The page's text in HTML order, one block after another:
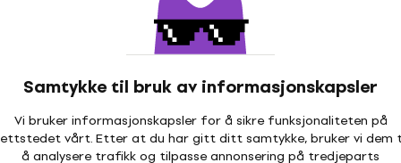
Samtykke til bruk av informasjonskapsler
Vi bruker informasjonskapsler for å sikre funksjonaliteten på
vårt. Etter at du har gitt ditt samtykke, bruker vi dem
å analysere trafikk og tilpasse annonsering på tredjeparts